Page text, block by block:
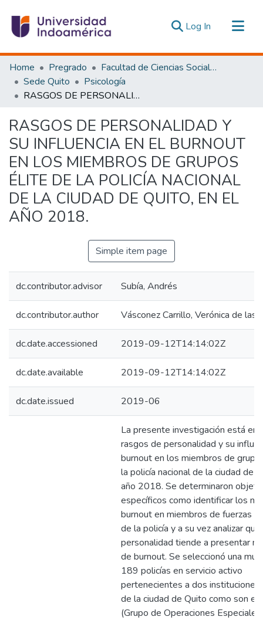
Log In (current)
Communities & Collections
All of DSpace
Statistics
Home Pregrado
Facultad de Ciencias Sociales y Humanas
Sede Quito
Psicología
RASGOS DE PERSONALIDAD Y SU INFLUENCIA EN EL BURNOUT EN LOS MIEMBROS DE GRUPOS ÉLITE DE LA POLICÍA NACIONAL DE LA CIUDAD DE QUITO, EN EL AÑO 2018.
RASGOS DE PERSONALIDAD Y
SU INFLUENCIA EN EL BURNOUT
EN LOS MIEMBROS DE GRUPOS
ÉLITE DE LA POLICÍA NACIONAL
DE LA CIUDAD DE QUITO, EN EL
AÑO 2018.
Simple item page
dc.contributor.advisor Subía, Andrés
dc.contributor.author Vásconez Carrillo, Verónica de las
dc.date.accessioned 2019-09-12T14:14:02Z
dc.date.available 2019-09-12T14:14:02Z
dc.date.issued 2019-06
La presente investigación está
rasgos de personalidad y su
burnout en los miembros de
la policía nacional de la ciudad de
año 2018. Se determinaron
específicos como identificar los
burnout en miembros de fuerzas
de la policía y a su vez analizar
personalidad tiende a presentar
de burnout. Se seleccionó una
189 policías en servicio activo
pertenecientes a dos instituciones
de la ciudad de Quito como son el
(Grupo de Operaciones